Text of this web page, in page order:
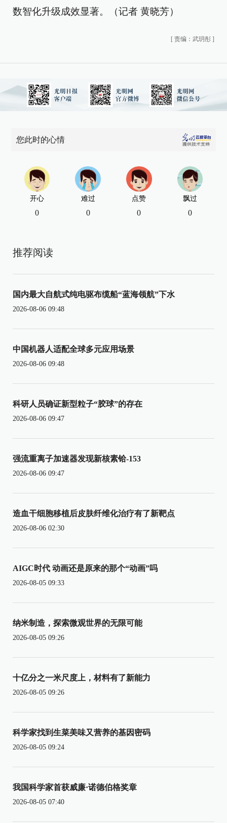
数智化升级成效显著。（记者 黄晓芳）
[ 责编：武玥彤 ]
您此时的心情
开心
0
难过
0
点赞
0
飘过
0
推荐阅读
国内最大自航式纯电驱布缆船“蓝海领航”下水
2026-08-06 09:48
中国机器人适配全球多元应用场景
2026-08-06 09:48
科研人员确证新型粒子“胶球”的存在
2026-08-06 09:47
强流重离子加速器发现新核素铪-153
2026-08-06 09:47
造血干细胞移植后皮肤纤维化治疗有了新靶点
2026-08-06 02:30
AIGC时代 动画还是原来的那个“动画”吗
2026-08-05 09:33
纳米制造，探索微观世界的无限可能
2026-08-05 09:26
十亿分之一米尺度上，材料有了新能力
2026-08-05 09:26
科学家找到生菜美味又营养的基因密码
2026-08-05 09:24
我国科学家首获威廉·诺德伯格奖章
2026-08-05 07:40